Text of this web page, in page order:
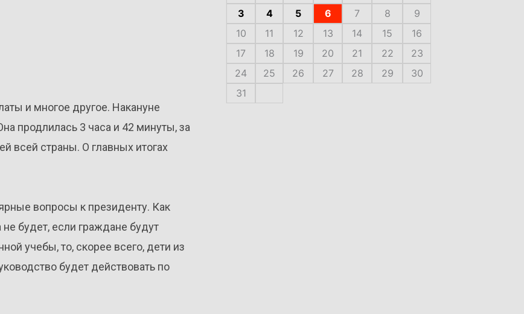
и многое другое. Накануне
продлилась 3 часа и 42 минуты, за
всей страны. О главных итогах
вопросы к президенту. Как
будет, если граждане будут
учебы, то, скорее всего, дети из
будет действовать по
3
4 5 6 7 8
9
10
11 12 13 14 15
16
17
18 19 20 21 22
23
24
25 26 27 28 29
30
31